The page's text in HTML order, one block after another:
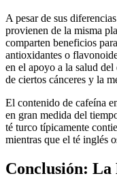
A pesar de sus
provienen de la misma
comparten beneficios
antioxidantes o
en el apoyo a la salud
de ciertos cánceres y la
El contenido de cafeína
en gran medida del
té turco típicamente
mientras que el té inglés
Conclusión: La